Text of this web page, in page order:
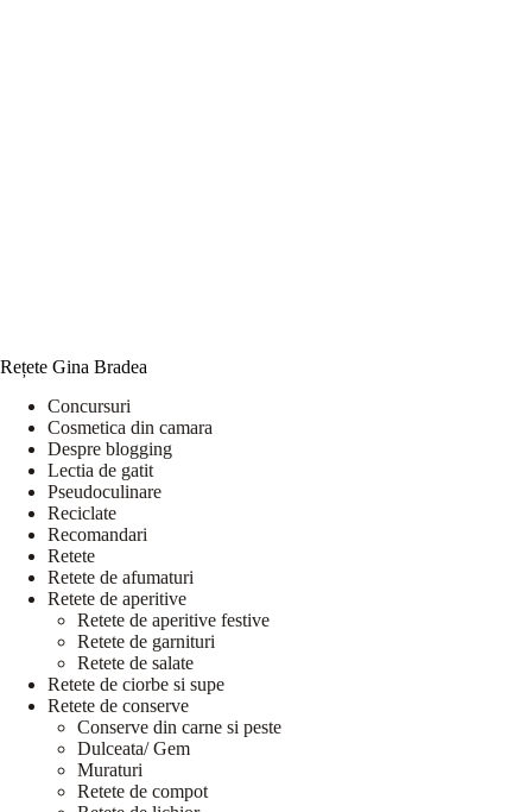
Rețete Gina Bradea
Concursuri
Cosmetica din camara
Despre blogging
Lectia de gatit
Pseudoculinare
Reciclate
Recomandari
Retete
Retete de afumaturi
Retete de aperitive
Retete de aperitive festive
Retete de garnituri
Retete de salate
Retete de ciorbe si supe
Retete de conserve
Conserve din carne si peste
Dulceata/ Gem
Muraturi
Retete de compot